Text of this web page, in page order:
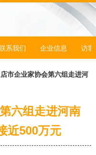
系我们 企业信息 访客
市企业家协会第六组走进河
六组走进河南
近500万元